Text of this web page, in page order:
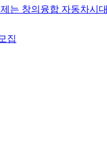
는 창의융합 자동차시대
집